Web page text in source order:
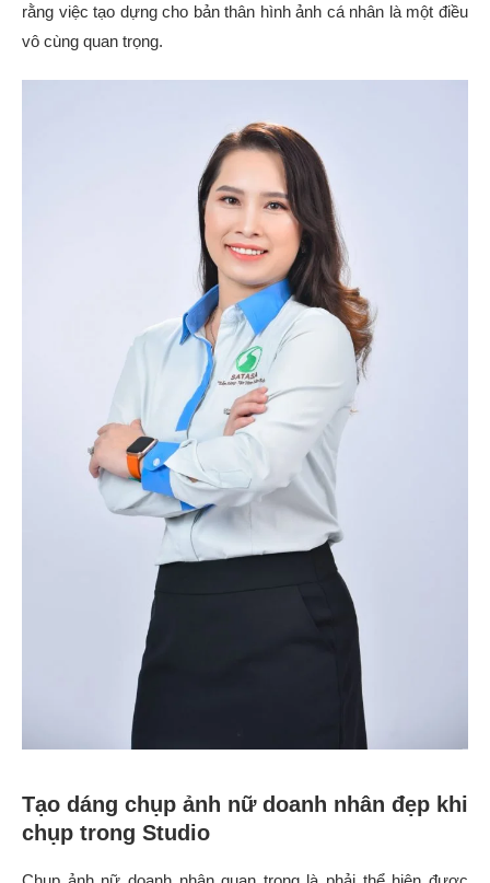
rằng việc tạo dựng cho bản thân hình ảnh cá nhân là một điều
vô cùng quan trọng.
Tạo dáng chụp ảnh nữ doanh nhân đẹp khi
chụp trong Studio